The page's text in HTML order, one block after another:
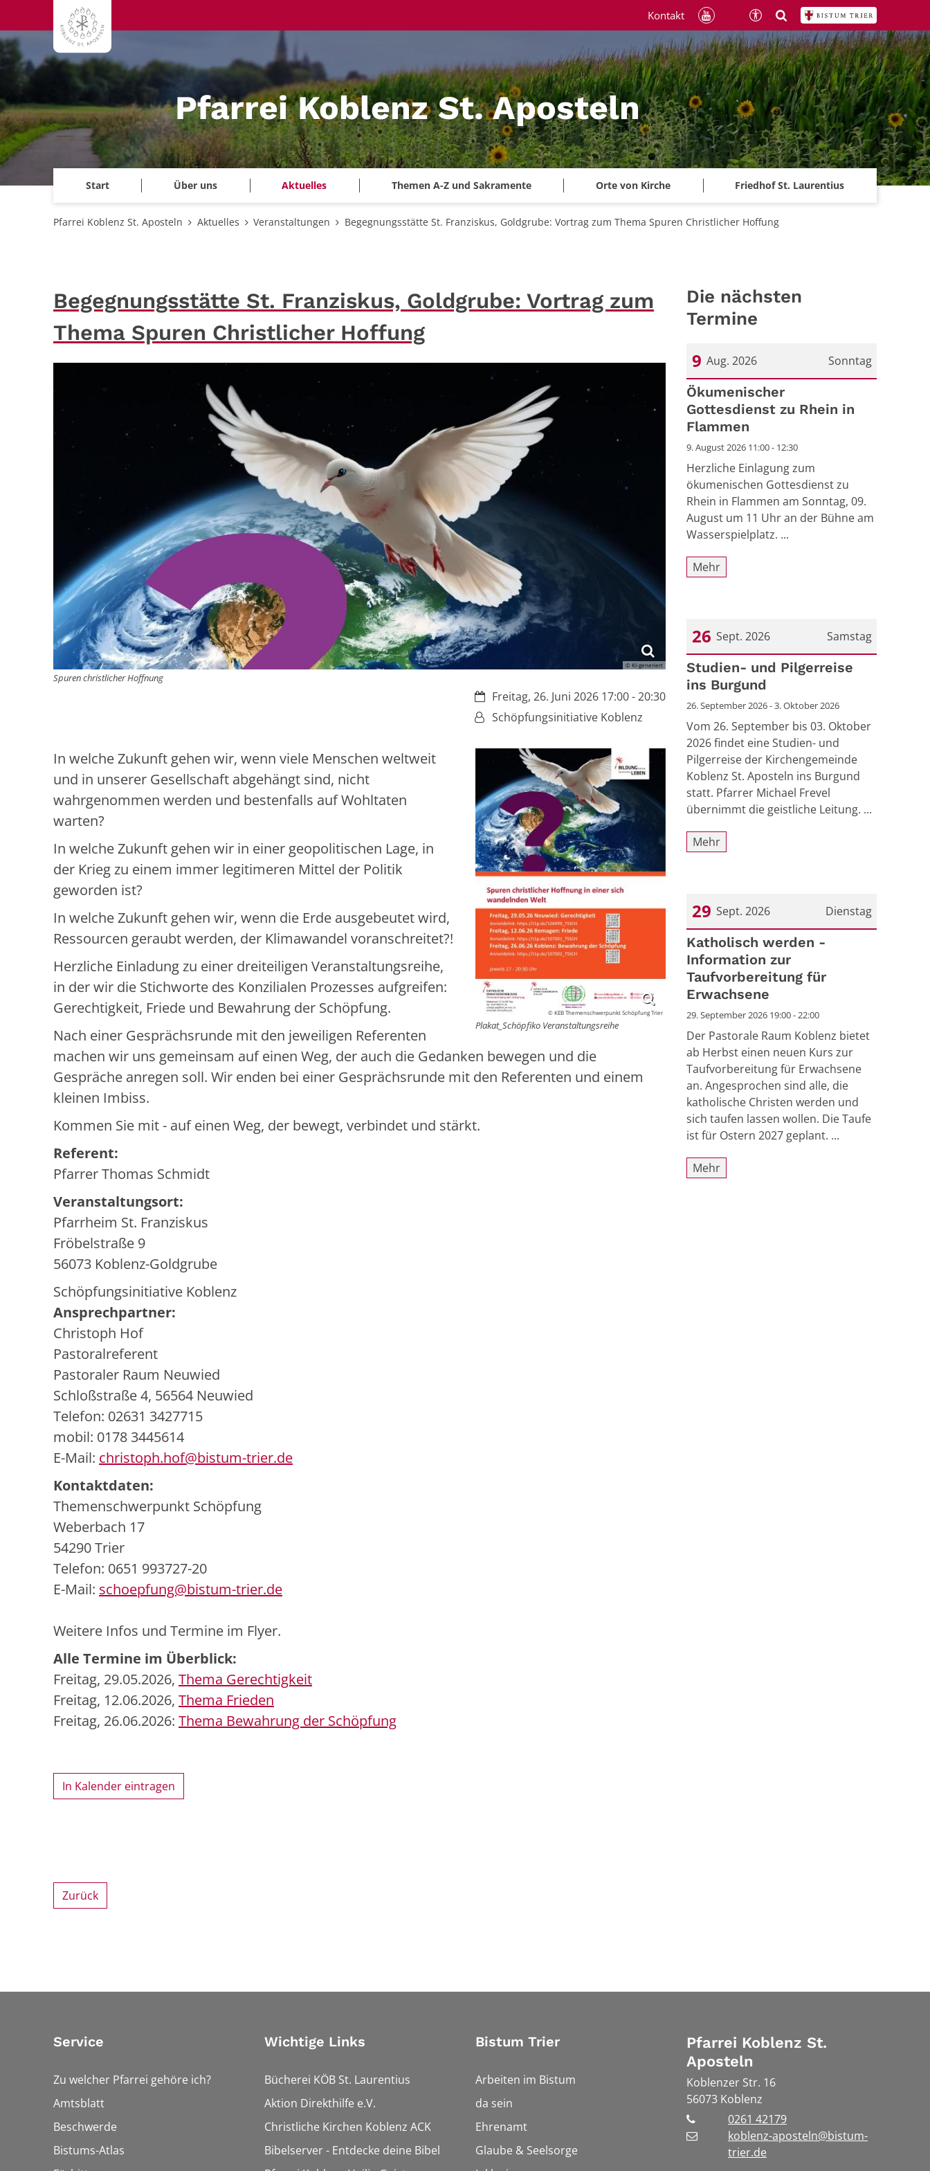
Zum Inhalt springen
Pfarrei Koblenz St. Aposteln
Start Über uns Aktuelles Themen A-Z und Sakramente Orte von Kirche Friedhof St. Laurentius
Kontakt
Pfarrei Koblenz St. Aposteln Aktuelles Veranstaltungen Begegnungsstätte St. Franziskus, Goldgrube: Vortrag zum Thema Spuren Christlicher Hoffung
Begegnungsstätte St. Franziskus, Goldgrube: Vortrag zum
Thema Spuren Christlicher Hoffung
© KI-generiert
Spuren christlicher Hoffnung
Datum:Freitag, 26. Juni 2026 17:00 - 20:30
Von:Schöpfungsinitiative Koblenz
© KEB Themenschwerpunkt Schöpfung Trier
Plakat_Schöpfiko Veranstaltungsreihe
In welche Zukunft gehen wir, wenn viele Menschen weltweit
und in unserer Gesellschaft abgehängt sind, nicht
wahrgenommen werden und bestenfalls auf Wohltaten
warten?
In welche Zukunft gehen wir in einer geopolitischen Lage, in
der Krieg zu einem immer legitimeren Mittel der Politik
geworden ist?
In welche Zukunft gehen wir, wenn die Erde ausgebeutet wird,
Ressourcen geraubt werden, der Klimawandel voranschreitet?!
Herzliche Einladung zu einer dreiteiligen Veranstaltungsreihe,
in der wir die Stichworte des Konzilialen Prozesses aufgreifen:
Gerechtigkeit, Friede und Bewahrung der Schöpfung.
Nach einer Gesprächsrunde mit den jeweiligen Referenten
machen wir uns gemeinsam auf einen Weg, der auch die Gedanken bewegen und die
Gespräche anregen soll. Wir enden bei einer Gesprächsrunde mit den Referenten und einem
kleinen Imbiss.
Kommen Sie mit - auf einen Weg, der bewegt, verbindet und stärkt.
Referent:
Pfarrer Thomas Schmidt
Veranstaltungsort:
Pfarrheim St. Franziskus
Fröbelstraße 9
56073 Koblenz-Goldgrube
Schöpfungsinitiative Koblenz
Ansprechpartner:
Christoph Hof
Pastoralreferent
Pastoraler Raum Neuwied
Schloßstraße 4, 56564 Neuwied
Telefon: 02631 3427715
mobil: 0178 3445614
E-Mail: christoph.hof@bistum-trier.de
Kontaktdaten:
Themenschwerpunkt Schöpfung
Weberbach 17
54290 Trier
Telefon: 0651 993727-20
E-Mail: schoepfung@bistum-trier.de
Weitere Infos und Termine im Flyer.
Alle Termine im Überblick:
Freitag, 29.05.2026, Thema Gerechtigkeit
Freitag, 12.06.2026, Thema Frieden
Freitag, 26.06.2026: Thema Bewahrung der Schöpfung
In Kalender eintragen
Die nächsten
Termine
Sonntag
9 Aug. 2026
Datum: 9. August 2026
Ökumenischer
Gottesdienst zu Rhein in
Flammen
9. August 2026 11:00 - 12:30
Herzliche Einlagung zum
ökumenischen Gottesdienst zu
Rhein in Flammen am Sonntag, 09.
August um 11 Uhr an der Bühne am
Wasserspielplatz. ...
Mehr
Samstag
26 Sept. 2026
Datum: 26. September 2026
Studien- und Pilgerreise
ins Burgund
26. September 2026 - 3. Oktober 2026
Vom 26. September bis 03. Oktober
2026 findet eine Studien- und
Pilgerreise der Kirchengemeinde
Koblenz St. Aposteln ins Burgund
statt. Pfarrer Michael Frevel
übernimmt die geistliche Leitung. ...
Mehr
Dienstag
29 Sept. 2026
Datum: 29. September 2026
Katholisch werden -
Information zur
Taufvorbereitung für
Erwachsene
29. September 2026 19:00 - 22:00
Der Pastorale Raum Koblenz bietet
ab Herbst einen neuen Kurs zur
Taufvorbereitung für Erwachsene
an. Angesprochen sind alle, die
katholische Christen werden und
sich taufen lassen wollen. Die Taufe
ist für Ostern 2027 geplant. ...
Mehr
Zurück
Service
Zu welcher Pfarrei gehöre ich?
Amtsblatt
Beschwerde
Bistums-Atlas
Wichtige Links
Bücherei KÖB St. Laurentius
Aktion Direkthilfe e.V.
Christliche Kirchen Koblenz ACK
Bibelserver - Entdecke deine Bibel
Bistum Trier
Arbeiten im Bistum
da sein
Ehrenamt
Glaube & Seelsorge
Pfarrei Koblenz St.
Aposteln
Koblenzer Str. 16
56073 Koblenz
0261 42179
koblenz-aposteln@bistum-
trier.de